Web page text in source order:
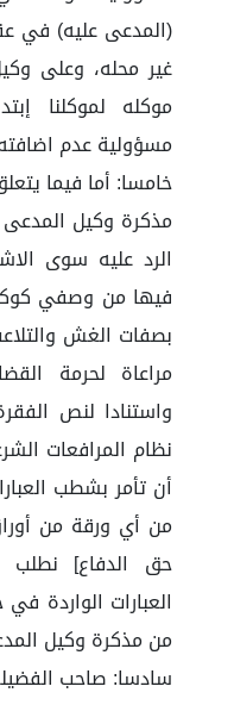
(المدعى عليه) في
غير محله، وعلى
موكله لموكلنا
مسؤولية عدم
خامسا: أما فيما
مذكرة وكيل
الرد عليه سوى
فيها من وصفي
بصفات الغش
مراعاة لحرمة
نظام المرافعات
أن تأمر بشطب
من أي ورقة من
حق الدفاع]
العبارات الواردة
من مذكرة وكيل
سادسا: صاحب